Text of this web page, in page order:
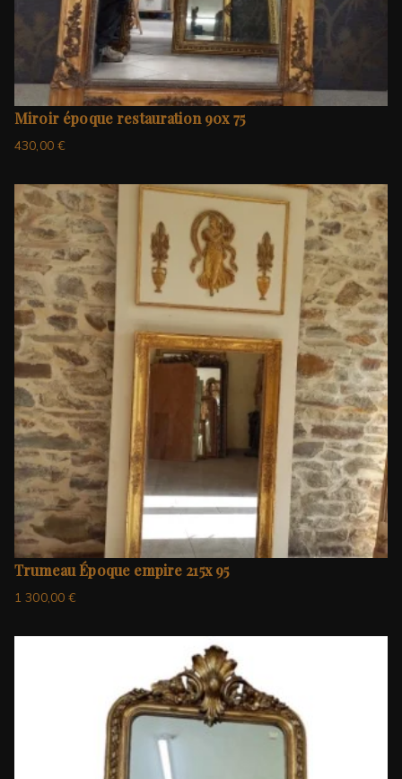
Miroir époque restauration 90x 75
430,00€
Trumeau Époque empire 215x 95
1 300,00€